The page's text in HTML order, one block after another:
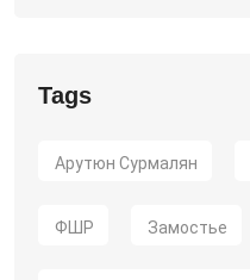
Tags
Арутюн Сурмалян
ФШР Замостье